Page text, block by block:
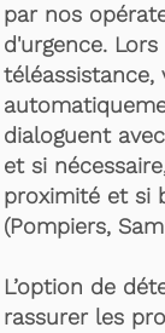
par nos
d'urgence.
dialoguent
et si
proximité et si
(Pompiers,
L’option de
rassurer les